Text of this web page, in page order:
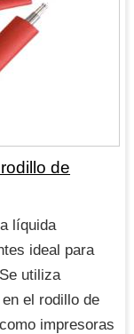
de
líquida
ideal para
utiliza
el rodillo de
impresoras